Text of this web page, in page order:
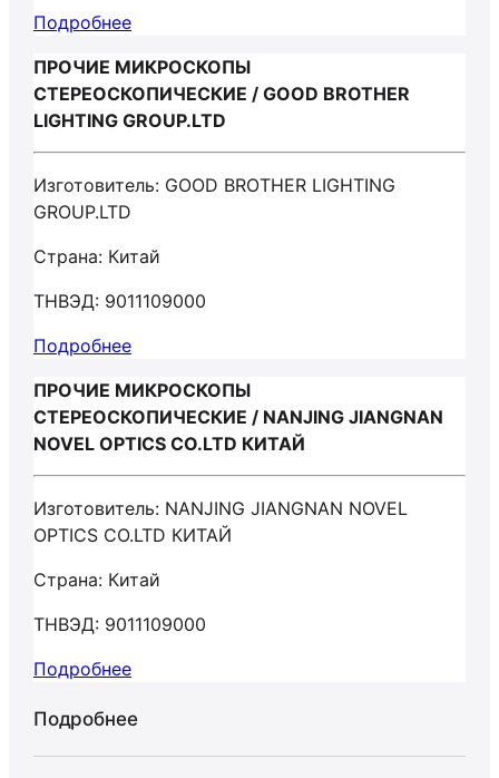
Подробнее
ПРОЧИЕ МИКРОСКОПЫ
СТЕРЕОСКОПИЧЕСКИЕ / GOOD BROTHER
LIGHTING GROUP.LTD
Изготовитель: GOOD BROTHER LIGHTING
GROUP.LTD
Страна: Китай
ТНВЭД: 9011109000
Подробнее
ПРОЧИЕ МИКРОСКОПЫ
СТЕРЕОСКОПИЧЕСКИЕ / NANJING JIANGNAN
NOVEL OPTICS CO.LTD КИТАЙ
Изготовитель: NANJING JIANGNAN NOVEL
OPTICS CO.LTD КИТАЙ
Страна: Китай
ТНВЭД: 9011109000
Подробнее
Подробнее